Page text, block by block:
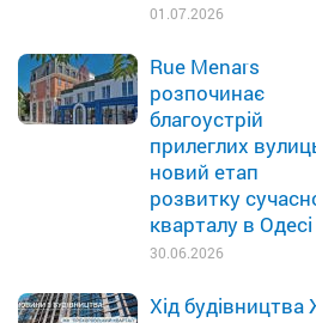
01.07.2026
Rue Menars
розпочинає
благоустрій
прилеглих
новий етап
розвитку
кварталу в Одесі
30.06.2026
Хід